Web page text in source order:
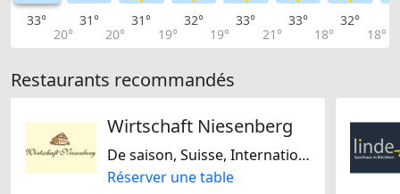
33°
20°
31°
20°
31°
19°
32°
19°
33°
21°
33°
18°
32°
18°
Restaurants recommandés
Wirtschaft Niesenberg
De saison, Suisse, Internationale, Régionale
Réserver une table